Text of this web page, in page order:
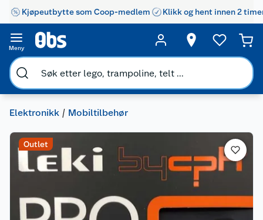
Kjøpeutbytte som Coop-medlem Klikk og hent innen 2
Meny
Elektronikk Mobiltilbehør
Outlet